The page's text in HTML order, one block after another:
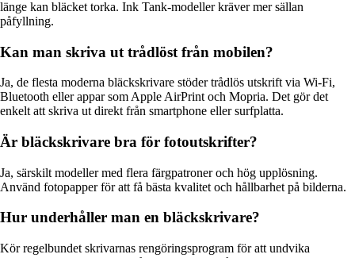
länge kan bläcket torka. Ink Tank-modeller kräver mer sällan
påfyllning.
Kan man skriva ut trådlöst från mobilen?
Ja, de flesta moderna bläckskrivare stöder trådlös utskrift via Wi-Fi,
Bluetooth eller appar som Apple AirPrint och Mopria. Det gör det
enkelt att skriva ut direkt från smartphone eller surfplatta.
Är bläckskrivare bra för fotoutskrifter?
Ja, särskilt modeller med flera färgpatroner och hög upplösning.
Använd fotopapper för att få bästa kvalitet och hållbarhet på bilderna.
Hur underhåller man en bläckskrivare?
Kör regelbundet skrivarnas rengöringsprogram för att undvika